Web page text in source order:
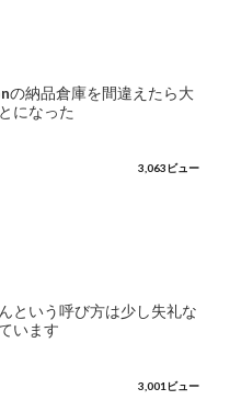
の納品倉庫を間違えたら大
になった
3,063ビュー
という呼び方は少し失礼な
います
3,001ビュー